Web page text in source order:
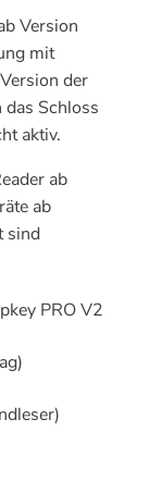
Version
mit
der
Schloss
aktiv.
ab
ab
sind
PRO V2